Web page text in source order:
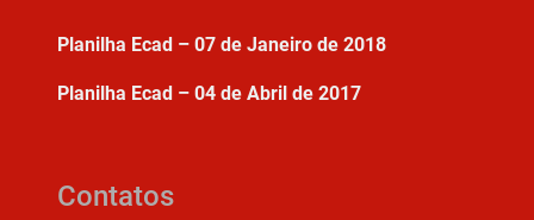
Planilha Ecad – 07 de Janeiro de 2018
Planilha Ecad – 04 de Abril de 2017
Contatos